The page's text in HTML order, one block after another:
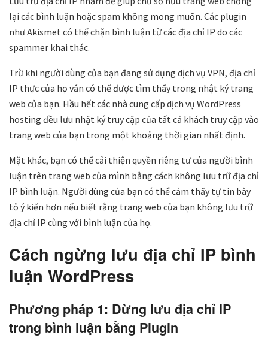
lại các bình luận hoặc spam không mong muốn. Các plugin
như Akismet có thể chặn bình luận từ các địa chỉ IP do các
spammer khai thác.
Trừ khi người dùng của bạn đang sử dụng dịch vụ VPN, địa chỉ
IP thực của họ vẫn có thể được tìm thấy trong nhật ký trang
web của bạn. Hầu hết các nhà cung cấp dịch vụ WordPress
hosting đều lưu nhật ký truy cập của tất cả khách truy cập vào
trang web của bạn trong một khoảng thời gian nhất định.
Mặt khác, bạn có thể cải thiện quyền riêng tư của người bình
luận trên trang web của mình bằng cách không lưu trữ địa chỉ
IP bình luận. Người dùng của bạn có thể cảm thấy tự tin bày
tỏ ý kiến hơn ​​nếu biết rằng trang web của bạn không lưu trữ
địa chỉ IP cùng với bình luận của họ.
Cách ngừng lưu địa chỉ IP bình
luận WordPress
Phương pháp 1: Dừng lưu địa chỉ IP
trong bình luận bằng Plugin